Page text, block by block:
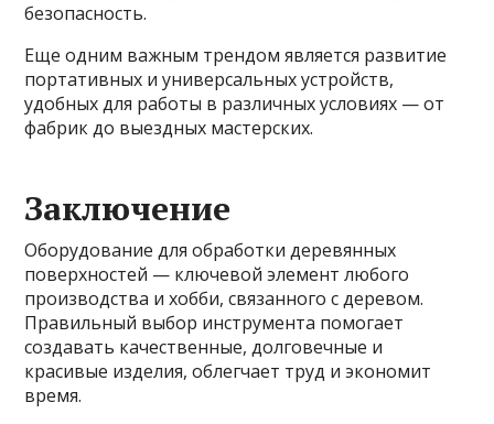
безопасность.
Еще одним важным трендом является развитие
портативных и универсальных устройств,
удобных для работы в различных условиях — от
фабрик до выездных мастерских.
Заключение
Оборудование для обработки деревянных
поверхностей — ключевой элемент любого
производства и хобби, связанного с деревом.
Правильный выбор инструмента помогает
создавать качественные, долговечные и
красивые изделия, облегчает труд и экономит
время.